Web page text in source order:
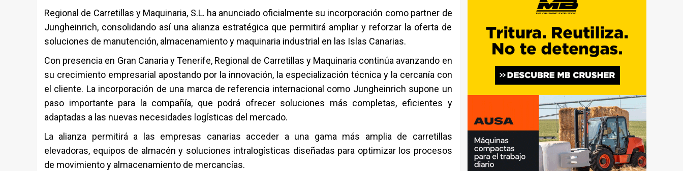
Regional de Carretillas y Maquinaria, S.L. ha anunciado oficialmente su incorporación como partner de
Jungheinrich, consolidando así una alianza estratégica que permitirá ampliar y reforzar la oferta de
soluciones de manutención, almacenamiento y maquinaria industrial en las Islas Canarias.
Con presencia en Gran Canaria y Tenerife, Regional de Carretillas y Maquinaria continúa avanzando en
su crecimiento empresarial apostando por la innovación, la especialización técnica y la cercanía con
el cliente. La incorporación de una marca de referencia internacional como Jungheinrich supone un
paso importante para la compañía, que podrá ofrecer soluciones más completas, eficientes y
adaptadas a las nuevas necesidades logísticas del mercado.
La alianza permitirá a las empresas canarias acceder a una gama más amplia de carretillas
elevadoras, equipos de almacén y soluciones intralogísticas diseñadas para optimizar los procesos
de movimiento y almacenamiento de mercancías.